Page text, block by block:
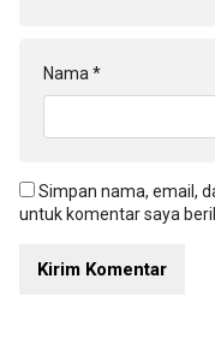
Nama*
Simpan nama, email,
untuk komentar saya